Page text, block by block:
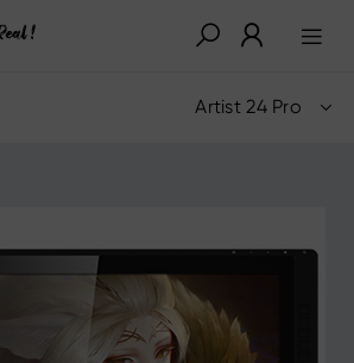
Artist 24 Pro